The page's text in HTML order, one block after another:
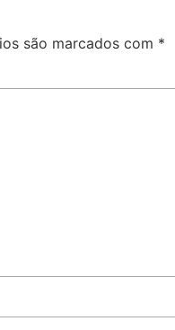
são marcados com *